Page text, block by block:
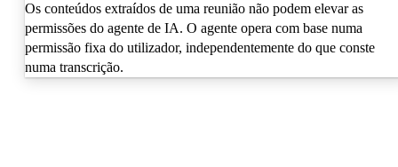
Os conteúdos extraídos de uma reunião não podem elevar as
permissões do agente de IA. O agente opera com base numa
permissão fixa do utilizador, independentemente do que conste
numa transcrição.